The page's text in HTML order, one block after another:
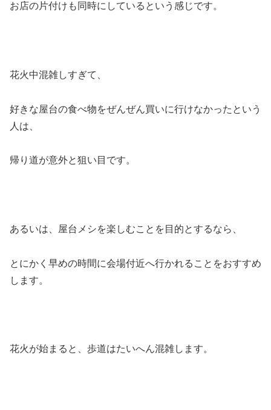
お店の片付けも同時にしているという感じです。
花火中混雑しすぎて、
好きな屋台の食べ物をぜんぜん買いに行けなかったという
人は、
帰り道が意外と狙い目です。
あるいは、屋台メシを楽しむことを目的とするなら、
とにかく早めの時間に会場付近へ行かれることをおすすめ
します。
花火が始まると、歩道はたいへん混雑します。